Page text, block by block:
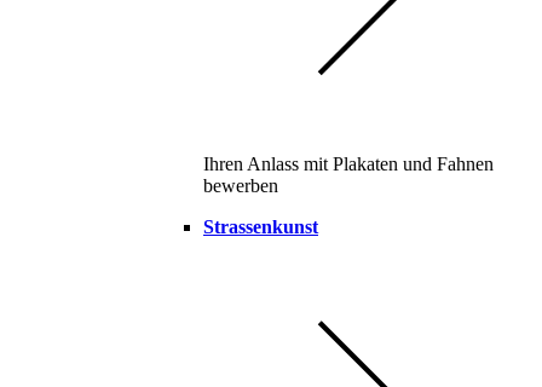
Ihren Anlass mit Plakaten und Fahnen
bewerben
Strassenkunst